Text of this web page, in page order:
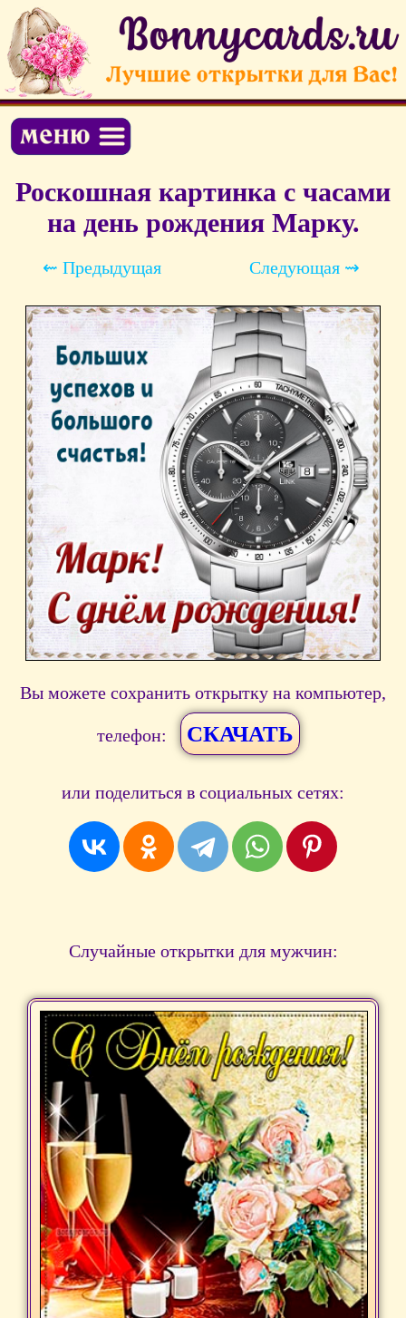
Роскошная картинка с часами
на день рождения Марку.
⇜ Предыдущая Следующая ⇝
Вы можете сохранить открытку на компьютер,
телефон: СКАЧАТЬ
или поделиться в социальных сетях:
Случайные открытки для мужчин: